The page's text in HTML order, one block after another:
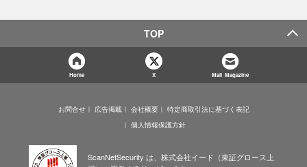
TOP
Home X Mail Magazine
お問合せ 広告掲載 会社概要
特定商取引法に基づく表記
個人情報保護方針
ScanNetSecurity は、株式会社イード（東証グロース上